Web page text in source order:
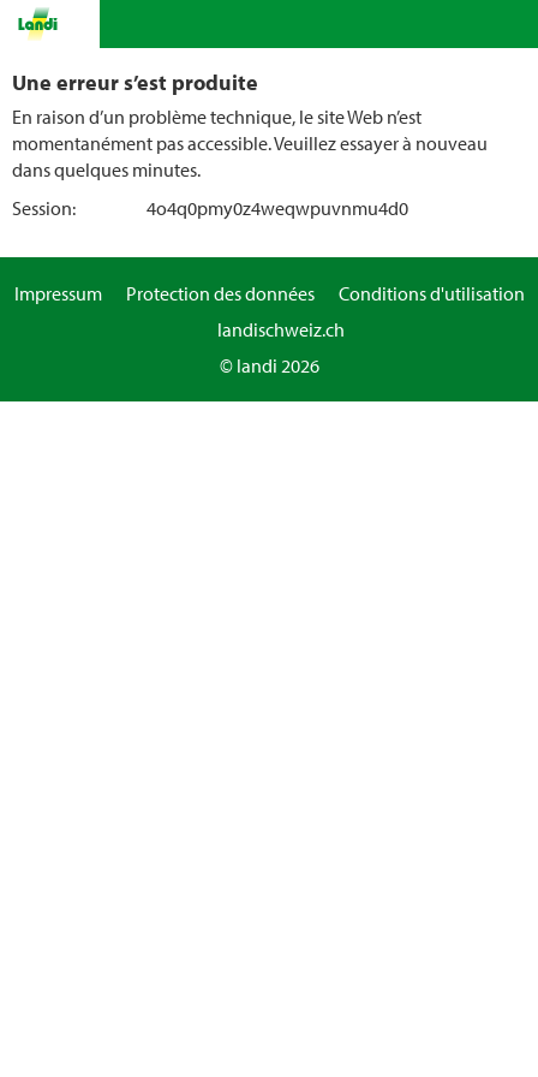
Une erreur s’est produite
En raison d’un problème technique, le site Web n’est
momentanément pas accessible. Veuillez essayer à nouveau
dans quelques minutes.
Session:
4o4q0pmy0z4weqwpuvnmu4d0
Impressum Protection des données
Conditions d'utilisation
landischweiz.ch
© landi 2026